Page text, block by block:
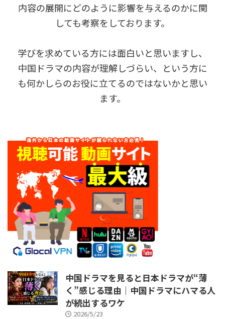
内容の展開にどのように影響を与えるのかに関
しても考察をしております。
学びを求めている方には面白いと思いますし、
中国ドラマの内容が理解しづらい、という方に
も何かしらのお役に立てるのではないかと思い
ます。
中国ドラマを見ると日本ドラマが“薄
く”感じる理由｜中国ドラマにハマる人
が続出するワケ
2026/5/23